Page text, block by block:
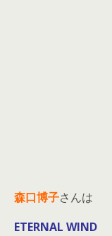
森口博子さんは
ETERNAL WIND